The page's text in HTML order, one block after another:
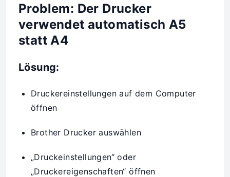
Problem: Der Drucker
verwendet automatisch A5
statt A4
Lösung:
Druckereinstellungen auf dem Computer
öffnen
Brother Drucker auswählen
„Druckeinstellungen“ oder
„Druckereigenschaften“ öffnen